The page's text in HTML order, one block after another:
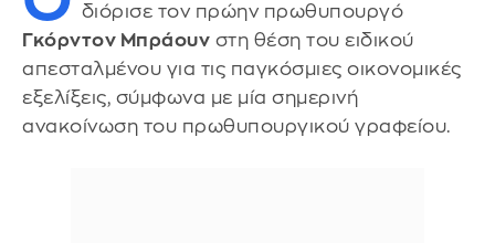
διόρισε τον πρώην πρωθυπουργό
Γκόρντον Μπράουν στη θέση του ειδικού
απεσταλμένου για τις παγκόσμιες οικονομικές
εξελίξεις, σύμφωνα με μία σημερινή
ανακοίνωση του πρωθυπουργικού γραφείου.